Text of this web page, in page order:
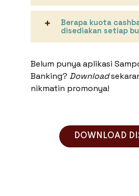
Berapa kuota
disediakan setiap
Belum punya aplikasi
Banking? Download
nikmatin promonya!
DOWNLOAD